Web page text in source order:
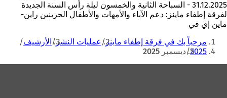
31.12.2025 - السباحة الثانية والخمسون ليلة رأس السنة الجديدة
لفرقة إطفاء ماينز: دعم الآباء والأمهات والأطفال الحزينين راين-
ماين إي في
أنت
هنا
مرحباً بك في فرقة إطفاء ماينز عمليات النشر الأرشيف
2025 ديسمبر 2025